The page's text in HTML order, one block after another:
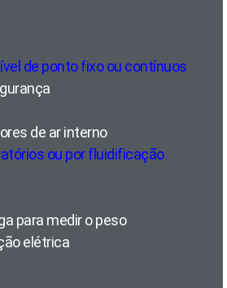
de ponto fixo ou contínuos
de ar interno
ou por fluidificação
para medir o peso
elétrica